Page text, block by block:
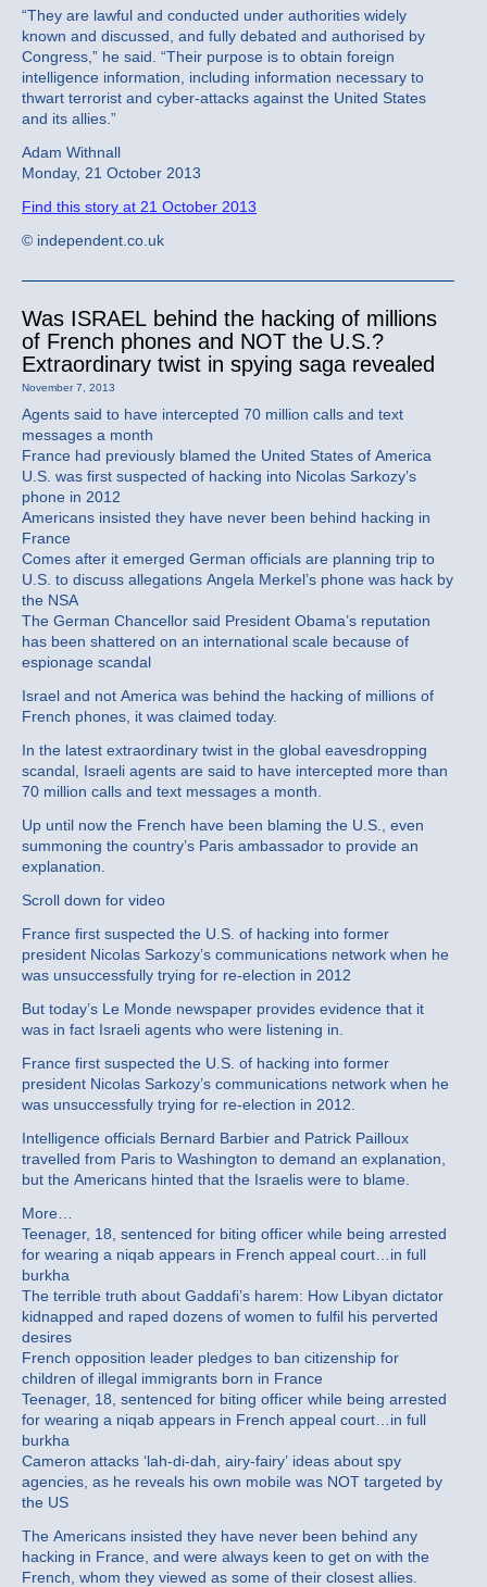
“They are lawful and conducted under authorities widely
known and discussed, and fully debated and authorised by
Congress,” he said. “Their purpose is to obtain foreign
intelligence information, including information necessary to
thwart terrorist and cyber-attacks against the United States
and its allies.”
Adam Withnall
Monday, 21 October 2013
Find this story at 21 October 2013
© independent.co.uk
Was ISRAEL behind the hacking of millions
of French phones and NOT the U.S.?
Extraordinary twist in spying saga revealed
November 7, 2013
Agents said to have intercepted 70 million calls and text
messages a month
France had previously blamed the United States of America
U.S. was first suspected of hacking into Nicolas Sarkozy’s
phone in 2012
Americans insisted they have never been behind hacking in
France
Comes after it emerged German officials are planning trip to
U.S. to discuss allegations Angela Merkel’s phone was hack by
the NSA
The German Chancellor said President Obama’s reputation
has been shattered on an international scale because of
espionage scandal
Israel and not America was behind the hacking of millions of
French phones, it was claimed today.
In the latest extraordinary twist in the global eavesdropping
scandal, Israeli agents are said to have intercepted more than
70 million calls and text messages a month.
Up until now the French have been blaming the U.S., even
summoning the country’s Paris ambassador to provide an
explanation.
Scroll down for video
France first suspected the U.S. of hacking into former
president Nicolas Sarkozy’s communications network when he
was unsuccessfully trying for re-election in 2012
But today’s Le Monde newspaper provides evidence that it
was in fact Israeli agents who were listening in.
France first suspected the U.S. of hacking into former
president Nicolas Sarkozy’s communications network when he
was unsuccessfully trying for re-election in 2012.
Intelligence officials Bernard Barbier and Patrick Pailloux
travelled from Paris to Washington to demand an explanation,
but the Americans hinted that the Israelis were to blame.
More…
Teenager, 18, sentenced for biting officer while being arrested
for wearing a niqab appears in French appeal court…in full
burkha
The terrible truth about Gaddafi’s harem: How Libyan dictator
kidnapped and raped dozens of women to fulfil his perverted
desires
French opposition leader pledges to ban citizenship for
children of illegal immigrants born in France
Teenager, 18, sentenced for biting officer while being arrested
for wearing a niqab appears in French appeal court…in full
burkha
Cameron attacks ‘lah-di-dah, airy-fairy’ ideas about spy
agencies, as he reveals his own mobile was NOT targeted by
the US
The Americans insisted they have never been behind any
hacking in France, and were always keen to get on with the
French, whom they viewed as some of their closest allies.